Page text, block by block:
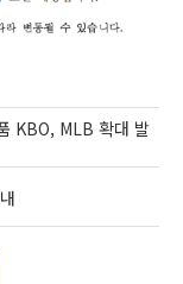
KBO, MLB 확대 발